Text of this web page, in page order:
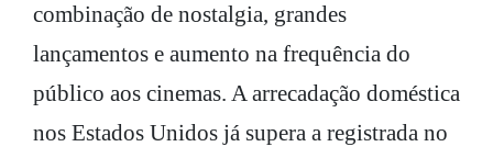
combinação de nostalgia, grandes
lançamentos e aumento na frequência do
público aos cinemas. A arrecadação doméstica
nos Estados Unidos já supera a registrada no